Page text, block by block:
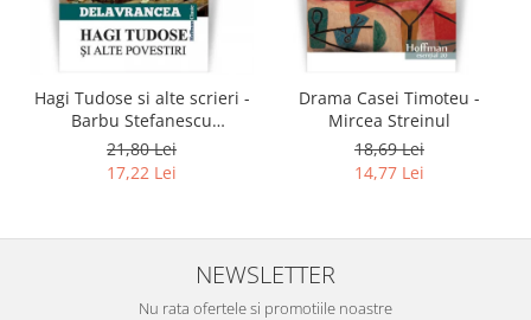
Hagi Tudose si alte scrieri -
Barbu Stefanescu
Delavrancea
21,80 Lei
17,22 Lei
Drama Casei Timoteu -
Mircea Streinul
18,69 Lei
14,77 Lei
NEWSLETTER
Nu rata ofertele si promotiile noastre